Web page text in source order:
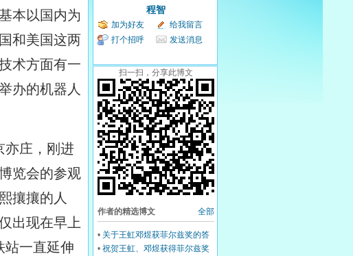
本以国内为
和美国这两
术方面有一
办的机器人
亦庄，刚进
览会的参观
攘攘的人
出现在早上
站一直延伸
程智
加为好友
给我留言
打个招呼
发送消息
扫一扫，分享此博文
全部
作者的精选博文
• 关于王虹邓煜获菲尔兹奖的答
疑
• 祝贺王虹、邓煜获得菲尔兹奖